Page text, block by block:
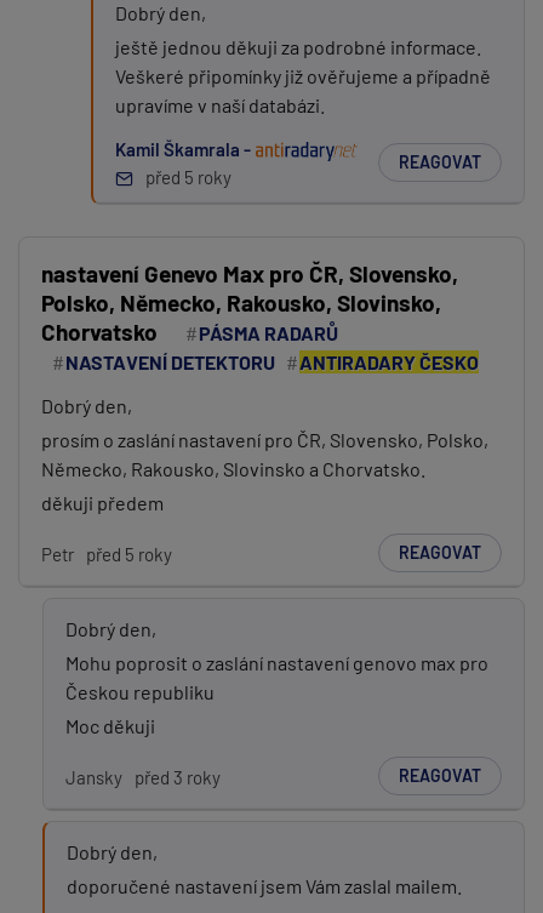
Dobrý den,
ještě jednou děkuji za podrobné informace.
Veškeré připomínky již ověřujeme a případně
upravíme v naší databázi.
Kamil Škamrala -
před 5 roky
REAGOVAT
nastavení Genevo Max pro ČR, Slovensko,
Polsko, Německo, Rakousko, Slovinsko,
Chorvatsko
PÁSMA RADARŮ
NASTAVENÍ DETEKTORU
ANTIRADARY ČESKO
Dobrý den,
prosím o zaslání nastavení pro ČR, Slovensko, Polsko,
Německo, Rakousko, Slovinsko a Chorvatsko.
děkuji předem
Petr před 5 roky REAGOVAT
Dobrý den,
Mohu poprosit o zaslání nastavení genovo max pro
Českou republiku
Moc děkuji
Jansky před 3 roky REAGOVAT
Dobrý den,
doporučené nastavení jsem Vám zaslal mailem.